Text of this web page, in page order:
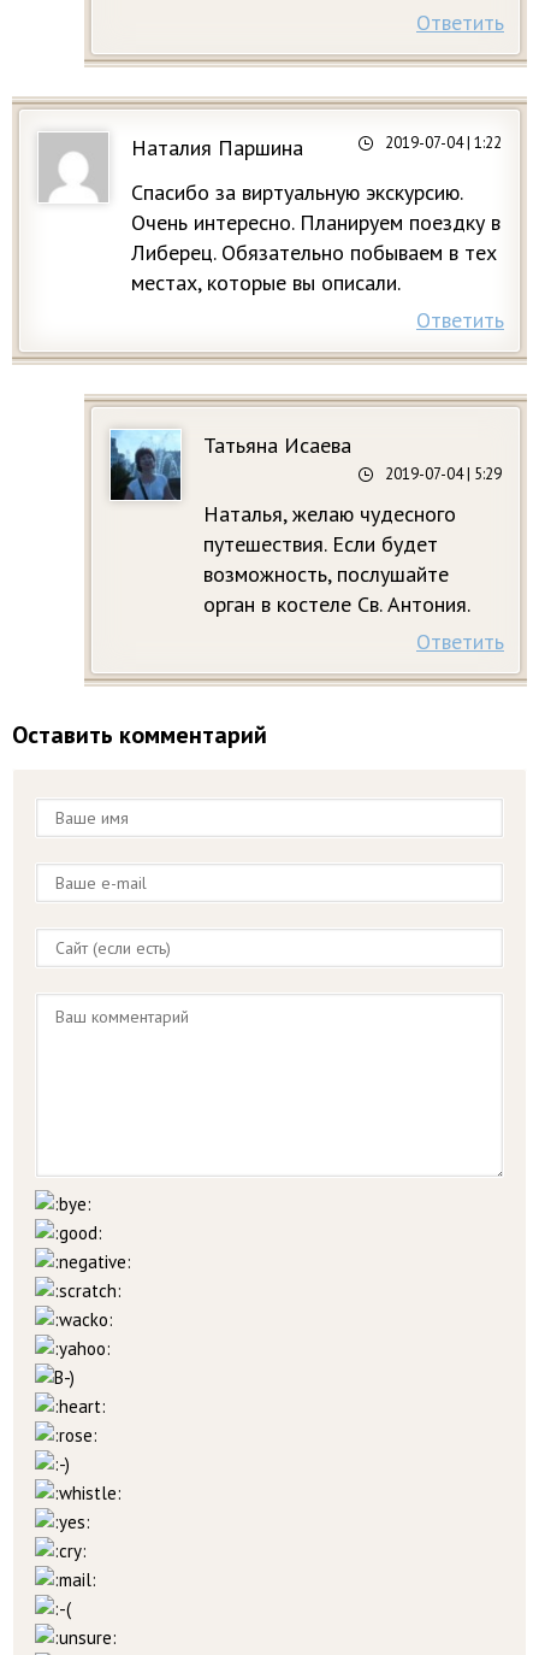
Ответить
Наталия Паршина 2019-07-04| 1:22
Спасибо за виртуальную экскурсию.
Очень интересно. Планируем поездку в
Либерец. Обязательно побываем в тех
местах, которые вы описали.
Ответить
Татьяна Исаева
2019-07-04| 5:29
Наталья, желаю чудесного
путешествия. Если будет
возможность, послушайте
орган в костеле Св. Антония.
Ответить
Оставить комментарий